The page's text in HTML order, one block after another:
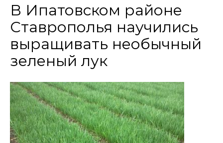
В Ипатовском районе
Ставрополья научились
выращивать необычный
зеленый лук